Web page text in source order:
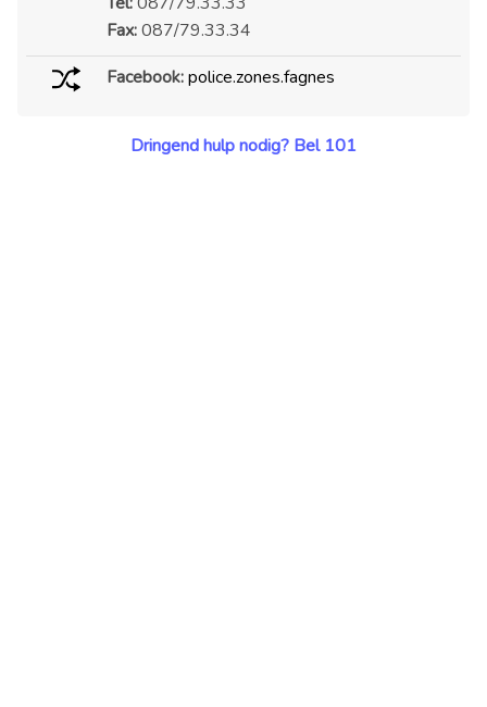
Fax:087/79.33.34
Facebook: police.zones.fagnes
Dringend hulp nodig? Bel 101